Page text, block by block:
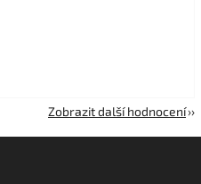
Zobrazit další hodnocení